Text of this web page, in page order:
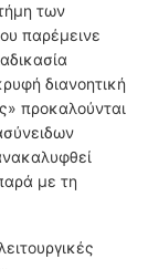
των
παρέμεινε
διανοητική
προκαλούνται
με τη